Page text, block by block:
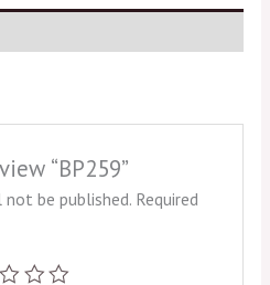
“BP259”
be published. Required